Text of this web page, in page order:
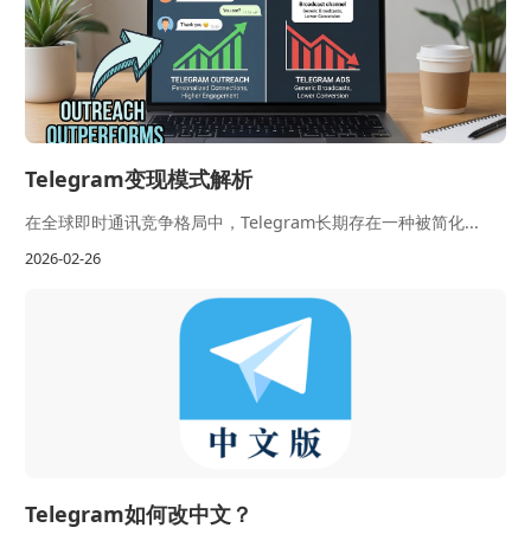
Telegram变现模式解析
在全球即时通讯竞争格局中，Telegram长期存在一种被简化...
2026-02-26
Telegram如何改中文？